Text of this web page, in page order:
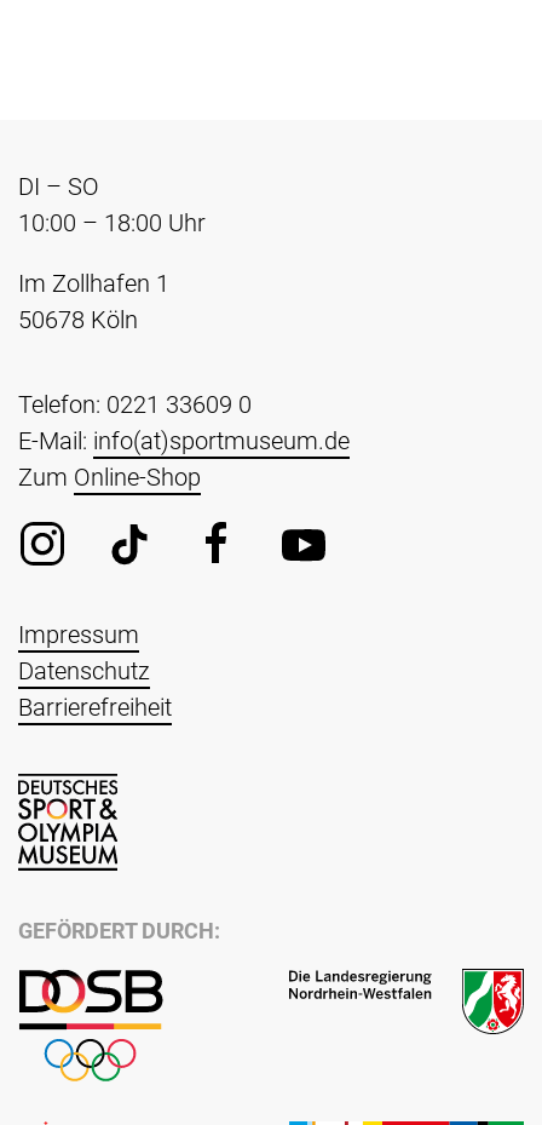
DI – SO
10:00 – 18:00 Uhr
Im Zollhafen 1
50678 Köln
Telefon: 0221 33609 0
E-Mail: info(at)sportmuseum.de
Zum Online-Shop
Impressum
Datenschutz
Barrierefreiheit
GEFÖRDERT DURCH: